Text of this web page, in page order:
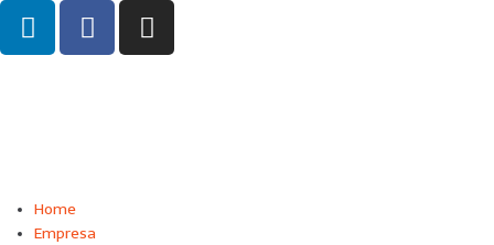
Home
Empresa